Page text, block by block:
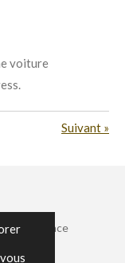
voiture
Suivant »
île de France